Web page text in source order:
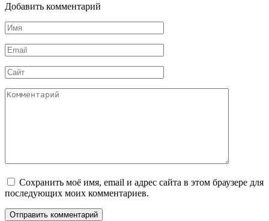
Добавить комментарий
Имя
*
Email
*
Сайт
Комментарий
Сохранить моё имя, email и адрес сайта в этом браузере для
последующих моих комментариев.